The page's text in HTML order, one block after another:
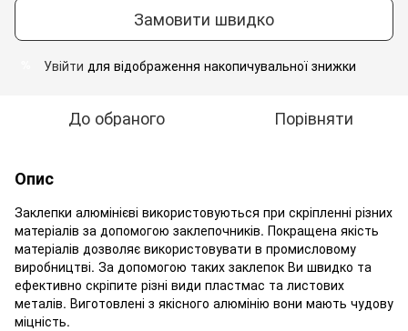
Замовити швидко
Увійти для відображення накопичувальної знижки
До обраного Порівняти
Опис
Заклепки алюмінієві використовуються при скріпленні різних
матеріалів за допомогою заклепочників. Покращена якість
матеріалів дозволяє використовувати в промисловому
виробництві. За допомогою таких заклепок Ви швидко та
ефективно скріпите різні види пластмас та листових
металів. Виготовлені з якісного алюмінію вони мають чудову
міцність.